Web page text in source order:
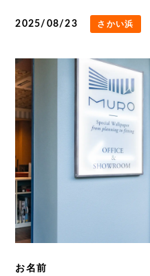
2025/08/23 さかい浜
お名前